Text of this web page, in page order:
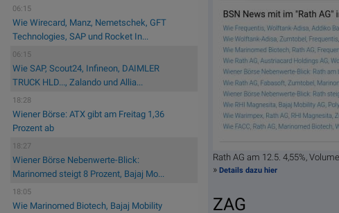
06:15
Wie Wirecard, Manz, Nemetschek, GFT
Technologies, SAP und Rocket In...
06:15
Wie SAP, Scout24, Infineon, DAIMLER
TRUCK HLD..., Zalando und Allia...
18:28
Wiener Börse: ATX gibt am Freitag 1,36
Prozent ab
18:27
Wiener Börse Nebenwerte-Blick:
Marinomed steigt 8 Prozent, Bajaj Mo...
18:05
Wie Marinomed Biotech, Bajaj Mobility
Rath AG am 12.5. 4,55%,
»Details dazu hier
ZAG